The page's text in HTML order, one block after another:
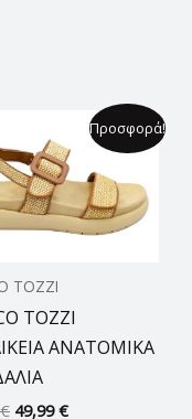
Προσφορά!
TOZZI
TOZZI
ΑΝΑΤΟΜΙΚΑ
€
price
was:
69,00 €.
49,99€
τρέχουσα
τιμή
είναι:
49,99 €.